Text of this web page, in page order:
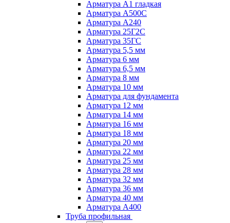
Арматура А1 гладкая
Арматура А500С
Арматура А240
Арматура 25Г2С
Арматура 35ГС
Арматура 5,5 мм
Арматура 6 мм
Арматура 6,5 мм
Арматура 8 мм
Арматура 10 мм
Арматура для фундамента
Арматура 12 мм
Арматура 14 мм
Арматура 16 мм
Арматура 18 мм
Арматура 20 мм
Арматура 22 мм
Арматура 25 мм
Арматура 28 мм
Арматура 32 мм
Арматура 36 мм
Арматура 40 мм
Арматура А400
Труба профильная